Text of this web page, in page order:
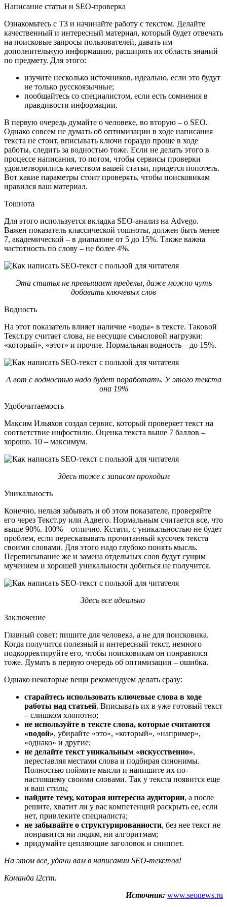
Написание статьи и SEO-проверка
Ознакомьтесь с ТЗ и начинайте работу с текстом. Делайте
качественный и интересный материал, который будет отвечать
на поисковые запросы пользователей, давать им
дополнительную информацию, расширять их область знаний
по предмету. Для этого:
изучите несколько источников, идеально, если это будут
не только русскоязычные;
пообщайтесь со специалистом, если есть сомнения в
правдивости информации.
В первую очередь думайте о человеке, во вторую – о SEO.
Однако совсем не думать об оптимизации в ходе написания
текста не стоит, вписывать ключи гораздо проще в ходе
работы, следить за водностью тоже. Если не делать этого в
процессе написания, то потом, чтобы сервисы проверки
удовлетворились качеством вашей статьи, придется попотеть.
Вот какие параметры стоит проверять, чтобы поисковикам
нравился ваш материал.
Тошнота
Для этого используется вкладка SEO-анализ на Аdvego.
Важен показатель классической тошноты, должен быть менее
7, академической – в диапазоне от 5 до 15%. Также важна
частотность по слову – не более 4%.
Эта статья не превышает пределы, даже можно чуть
добавить ключевых слов
Водность
На этот показатель влияет наличие «воды» в тексте. Таковой
Текст.ру считает слова, не несущие смысловой нагрузки:
«который», «этот» и прочие. Нормальная водность – до 15%.
А вот с водностью надо будет поработать. У этого текста
она 19%
Удобочитаемость
Максим Ильяхов создал сервис, который проверяет текст на
соответствие инфостилю. Оценка текста выше 7 баллов –
хорошо. 10 – максимум.
Здесь тоже с запасом проходим
Уникальность
Конечно, нельзя забывать и об этом показателе, проверяйте
его через Текст.ру или Адвего. Нормальным считается все, что
выше 90%. 100% – отлично. Кстати, с уникальностью не будет
проблем, если пересказывать прочитанный кусочек текста
своими словами. Для этого надо глубоко понять мысль.
Переписывание же и замена отдельных слов будут сущим
мучением и хорошей уникальности добиться не получится.
Здесь все идеально
Заключение
Главный совет: пишите для человека, а не для поисковика.
Когда получится полезный и интересный текст, немного
подкорректируйте его, чтобы поисковикам он понравился
тоже. Думать в первую очередь об оптимизации – ошибка.
Однако некоторые вещи рекомендуем делать сразу:
старайтесь использовать ключевые слова в ходе
работы над статьей. Вписывать их в уже готовый текст
– слишком хлопотно;
не используйте в тексте слова, которые считаются
«водой», убирайте «это», «который», «например»,
«однако» и другие;
не делайте текст уникальным «искусственно»,
переставляя местами слова и подбирая синонимы.
Полностью поймите мысли и напишите их по-
настоящему своими словами. Так у текста появится еще
и ваш стиль;
найдите тему, которая интересна аудитории, а после
решите, хватит ли у вас компетенций раскрыть ее, если
нет, привлеките специалиста;
не забывайте о структурированности, без нее текст не
понравится ни людям, ни алгоритмам;
придумайте цепляющие заголовок и сниппет.
На этом все, удачи вам в написании SEO-текстов!
Команда i2crm.
Источник: www.seonews.ru